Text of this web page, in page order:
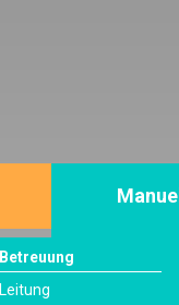
Manuel
Betreuung
Leitung